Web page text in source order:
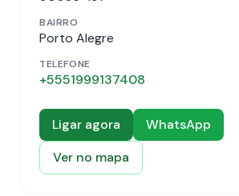
BAIRRO
Porto Alegre
TELEFONE
+5551999137408
Ligar agora
WhatsApp
Ver no mapa